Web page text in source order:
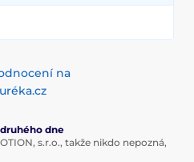
na
dne
s.r.o., takže nikdo nepozná,